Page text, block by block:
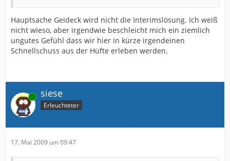
Hauptsache Geideck wird nicht die Interimslösung. Ich weiß
nicht wieso, aber irgendwie beschleicht mich ein ziemlich
ungutes Gefühl dass wir hier in kürze irgendeinen
Schnellschuss aus der Hüfte erleben werden.
Online siese
Erleuchteter
17. Mai 2009 um 09:47